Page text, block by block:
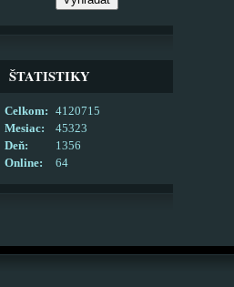
ŠTATISTIKY
Online: 64
Celkom:
4120715
Mesiac:
45323
Deň:
1356